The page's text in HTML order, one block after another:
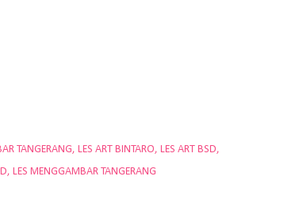
TANGERANG LES ART BINTARO LES ART BSD
LES MENGGAMBAR TANGERANG